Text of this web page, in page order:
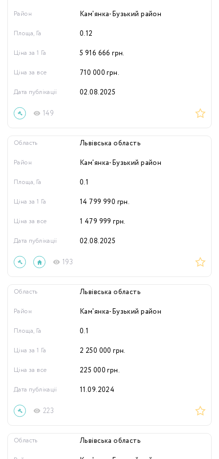
Район Кам'янка-Бузький район
Площа, Га 0.12
Ціна за 1 Га 5 916 666 грн.
Ціна за все 710 000 грн.
149
Дата публікації 02.08.2025
Область Львівська область
Район Кам'янка-Бузький район
Площа, Га 0.1
Ціна за 1 Га 14 799 990 грн.
Ціна за все 1 479 999 грн.
193
Дата публікації 02.08.2025
Область Львівська область
Район Кам'янка-Бузький район
Площа, Га 0.1
Ціна за 1 Га 2 250 000 грн.
Ціна за все 225 000 грн.
223
Дата публікації 11.09.2024
Область Львівська область